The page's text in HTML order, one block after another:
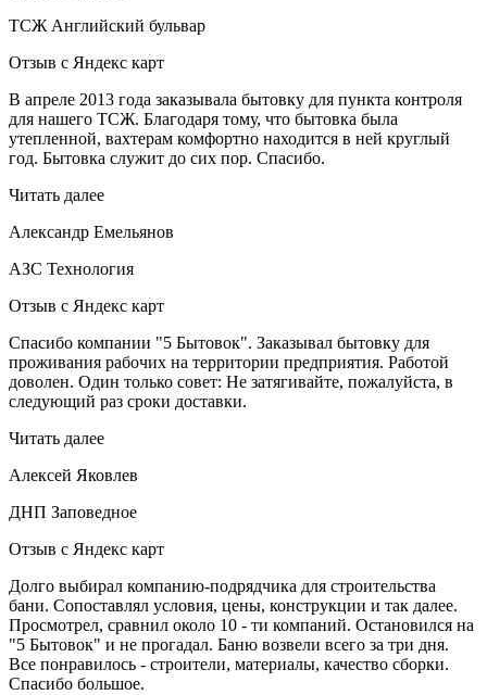
ТСЖ Английский бульвар
Отзыв с Яндекс карт
В апреле 2013 года заказывала бытовку для пункта контроля
для нашего ТСЖ. Благодаря тому, что бытовка была
утепленной, вахтерам комфортно находится в ней круглый
год. Бытовка служит до сих пор. Спасибо.
Читать далее
Александр Емельянов
АЗС Технология
Отзыв с Яндекс карт
Спасибо компании "5 Бытовок". Заказывал бытовку для
проживания рабочих на территории предприятия. Работой
доволен. Один только совет: Не затягивайте, пожалуйста, в
следующий раз сроки доставки.
Читать далее
Алексей Яковлев
ДНП Заповедное
Отзыв с Яндекс карт
Долго выбирал компанию-подрядчика для строительства
бани. Сопоставлял условия, цены, конструкции и так далее.
Просмотрел, сравнил около 10 - ти компаний. Остановился на
"5 Бытовок" и не прогадал. Баню возвели всего за три дня.
Все понравилось - строители, материалы, качество сборки.
Спасибо большое.